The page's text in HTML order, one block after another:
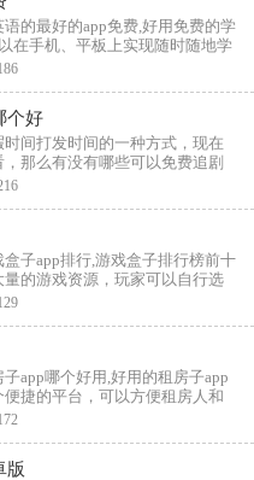
的最好的app免费,好用免费的学
在手机、平板上实现随时随地学
的学习资源，包括课程、词
个好
间打发时间的一种方式，现在
那么有没有哪些可以免费追剧
带来了免费追剧软件app软件哪
子app排行,游戏盒子排行榜前十
的游戏资源，玩家可以自行选
类，方便玩家寻找下载，还能
app哪个好用,好用的租房子app
捷的平台，可以方便租房人和
了双方大量的时间和精力，还
版